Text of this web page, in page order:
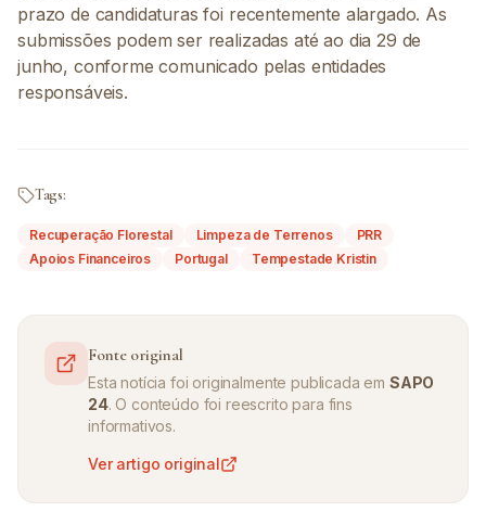
prazo de candidaturas foi recentemente alargado. As
submissões podem ser realizadas até ao dia 29 de
junho, conforme comunicado pelas entidades
responsáveis.
Tags:
Recuperação Florestal Limpeza de Terrenos
PRR
Apoios Financeiros
Portugal Tempestade Kristin
Fonte original
Esta notícia foi originalmente publicada em SAPO
24. O conteúdo foi reescrito para fins
informativos.
Ver artigo original